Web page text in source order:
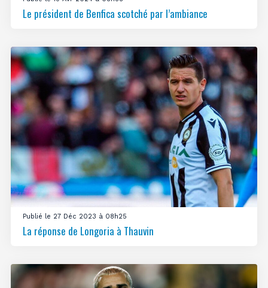
Le président de Benfica scotché par l’ambiance
Publié le 27 Déc 2023 à 08h25
La réponse de Longoria à Thauvin